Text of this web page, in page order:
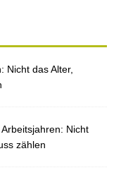
Nicht das Alter,
Nicht
zählen